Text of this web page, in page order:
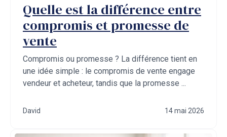
Quelle est la différence entre
compromis et promesse de
vente
Compromis ou promesse ? La différence tient en
une idée simple : le compromis de vente engage
vendeur et acheteur, tandis que la promesse ...
David 14 mai 2026